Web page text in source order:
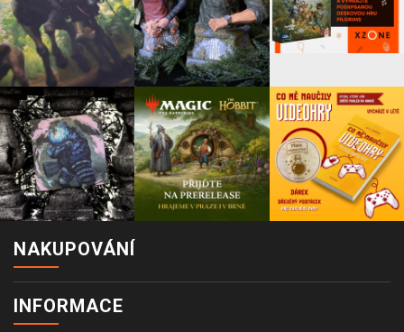
NAKUPOVÁNÍ
INFORMACE